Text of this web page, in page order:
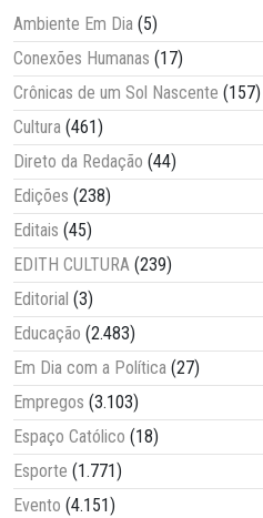
Ambiente Em Dia (5)
Conexões Humanas (17)
Crônicas de um Sol Nascente (157)
Cultura (461)
Direto da Redação (44)
Edições (238)
Editais (45)
EDITH CULTURA (239)
Editorial (3)
Educação (2.483)
Em Dia com a Política (27)
Empregos (3.103)
Espaço Católico (18)
Esporte (1.771)
Evento (4.151)